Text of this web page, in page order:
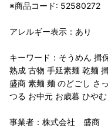
※商品コード: 52580272
アレルギー表示：あり
キーワード：そうめん 揖
熟成 古物 手延素麺 乾麺
盛商 素麺 麺 のどごし さ
つる お中元 お歳暮 ひや
事業者：株式会社 盛商